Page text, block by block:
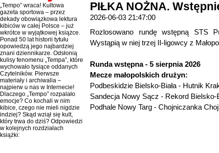
„Tempo” wraca! Kultowa
gazeta sportowa – przez
dekady obowiązkowa lektura
kibiców w całej Polsce – już
wkrótce w wyjątkowej książce.
Ponad 50 lat historii tytułu
opowiedzą jego najbardziej
znani dziennikarze. Odsłonią
kulisy fenomenu „Tempa”, które
wychowało tysiące oddanych
Czytelników. Pierwsze
materiały i archiwalia –
najpierw u nas w Internecie!
Dlaczego „Tempo” rozpalało
emocje? Co kochali w nim
kibice, czego nie mieli nigdzie
indziej? Skąd wziął się kult,
który trwa do dziś? Odpowiedzi
w kolejnych rozdziałach
książki:
PIŁKA NOŻNA.
2026-06-03 21:47:00
Rozlosowano rundę wstępną STS
Wystąpią w niej trzej II-ligowcy z
Runda wstępna - 5 sierpnia 2026
Mecze małopolskich drużyn:
Podbeskidzie Bielsko-Biała - Hutnik
Sandecja Nowy Sącz - Rekord Bielsko-
Podhale Nowy Targ - Chojniczanka